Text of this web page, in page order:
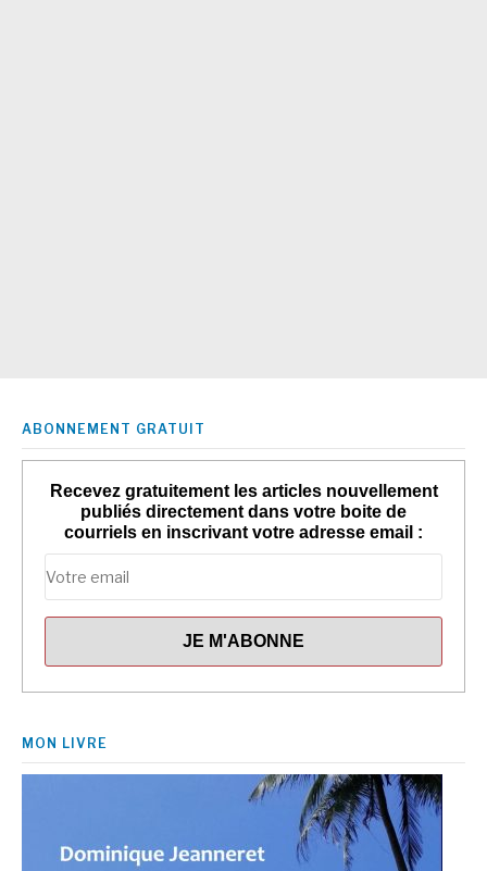
ABONNEMENT GRATUIT
Recevez gratuitement les articles nouvellement
publiés directement dans votre boite de
courriels en inscrivant votre adresse email :
MON LIVRE